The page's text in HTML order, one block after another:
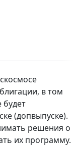
в том
будет
(допвыпуске).
решения о
их программу.